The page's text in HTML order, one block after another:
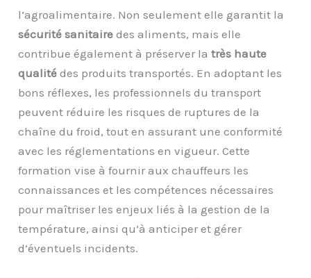
l’agroalimentaire. Non seulement elle garantit la
sécurité sanitairedes aliments, mais elle
contribue également à préserver latrès haute
qualitédes produits transportés. En adoptant les
bons réflexes, les professionnels du transport
peuvent réduire les risques de ruptures de la
chaîne du froid, tout en assurant une conformité
avec les réglementations en vigueur. Cette
formation vise à fournir aux chauffeurs les
connaissances et les compétences nécessaires
pour maîtriser les enjeux liés à la gestion de la
température, ainsi qu’à anticiper et gérer
d’éventuels incidents.